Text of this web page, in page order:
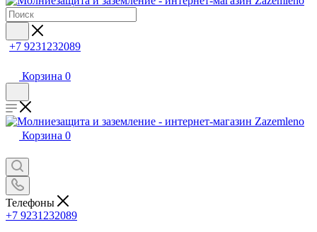
+7 9231232089
Корзина 0
Корзина 0
Телефоны
+7 9231232089